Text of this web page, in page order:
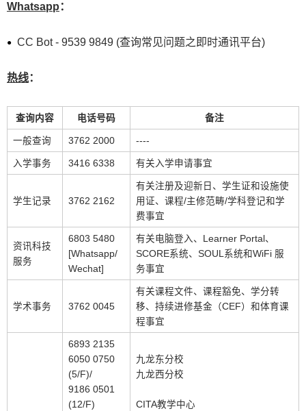
Whatsapp ：
CC Bot- 9539 9849 (查询常见问题之即时通讯平台)
热线：
查询内容 电话号码 备注
一般查询 3762 2000 ----
入学事务 3416 6338 有关入学申请事宜
学生记录 3762 2162
有关注册及迎新日、学生证和设施使
用证、课程/主修范畴/学科登记和学
费事宜
资讯科技
服务
6803 5480
[Whatsapp/
Wechat]
有关电脑登入、Learner Portal、
SCORE系统、SOUL系统和WiFi 服
务事宜
学术事务 3762 0045
有关课程文件、课程豁免、学分转
移、持续进修基金（CEF）和体育课
程事宜
6893 2135
6050 0750
(5/F)/
9186 0501
(12/F)
九龙东分校
九龙西分校
CITA教学中心